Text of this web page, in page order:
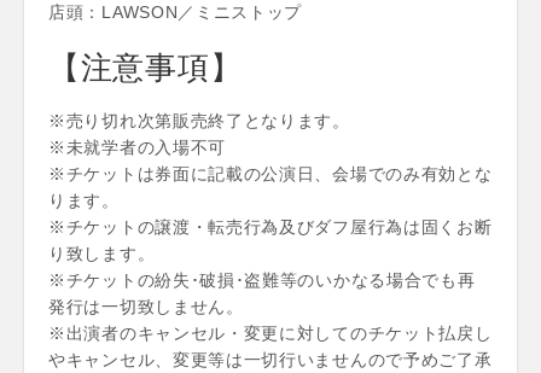
店頭：LAWSON／ミニストップ
【注意事項】
※売り切れ次第販売終了となります。
※未就学者の入場不可
※チケットは券面に記載の公演日、会場でのみ有効とな
ります。
※チケットの譲渡・転売行為及びダフ屋行為は固くお断
り致します。
※チケットの紛失･破損･盗難等のいかなる場合でも再
発行は一切致しません。
※出演者のキャンセル・変更に対してのチケット払戻し
やキャンセル、変更等は一切行いませんので予めご了承